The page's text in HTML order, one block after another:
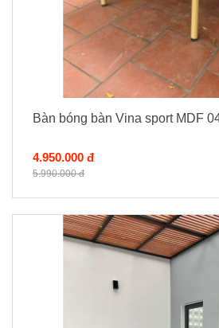
Bàn bóng bàn Vina sport MDF
4.950.000 đ
5.990.000 đ